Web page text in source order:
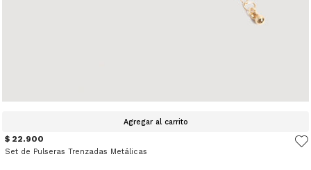
Agregar al carrito
$ 22.900
Set de Pulseras Trenzadas Metálicas